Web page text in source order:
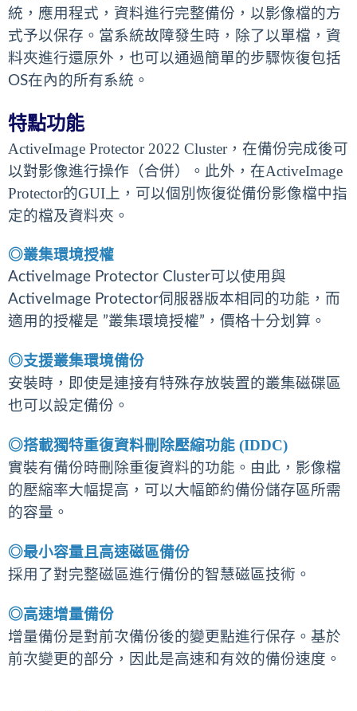
Actiphy Rapid Deploy™
Actiphy StorageServer
統，應用程式，資料進行完整備份，以影像檔的方
式予以保存。當系統故障發生時，除了以單檔，資
料夾進行還原外，也可以通過簡單的步驟恢復包括
OS在內的所有系統。
特點功能
ActiveImage Protector 2022 Cluster，在備份完成後可
以對影像進行操作（合併）。此外，在ActiveImage
Protector的GUI上，可以個別恢復從備份影像檔中指
定的檔及資料夾。
◎叢集環境授權
ActiveImage Protector Cluster可以使用與
ActiveImage Protector伺服器版本相同的功能，而
適用的授權是 ”叢集環境授權”，價格十分划算。
◎支援叢集環境備份
安裝時，即使是連接有特殊存放裝置的叢集磁碟區
也可以設定備份。
◎搭載獨特重復資料刪除壓縮功能 (IDDC)
實裝有備份時刪除重復資料的功能。由此，影像檔
的壓縮率大幅提高，可以大幅節約備份儲存區所需
的容量。
◎最小容量且高速磁區備份
採用了對完整磁區進行備份的智慧磁區技術。
◎高速增量備份
增量備份是對前次備份後的變更點進行保存。基於
前次變更的部分，因此是高速和有效的備份速度。